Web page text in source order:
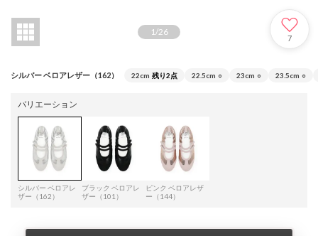
1 /26
7
シルバー ベロアレザー（162） 22cm 残り2点 22.5cm ○ 23cm ○ 23.5cm ○
バリエーション
シルバー ベロアレ
ザー（162）
ブラック ベロアレ
ザー（101）
ピンク ベロアレザ
ー（144）